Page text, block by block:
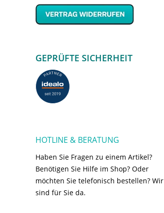
GEPRÜFTE SICHERHEIT
HOTLINE & BERATUNG
Haben Sie Fragen zu einem Artikel?
Benötigen Sie Hilfe im Shop? Oder
möchten Sie telefonisch bestellen? Wir
sind für Sie da.